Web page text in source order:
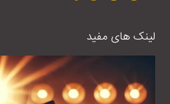
لینک های مفید